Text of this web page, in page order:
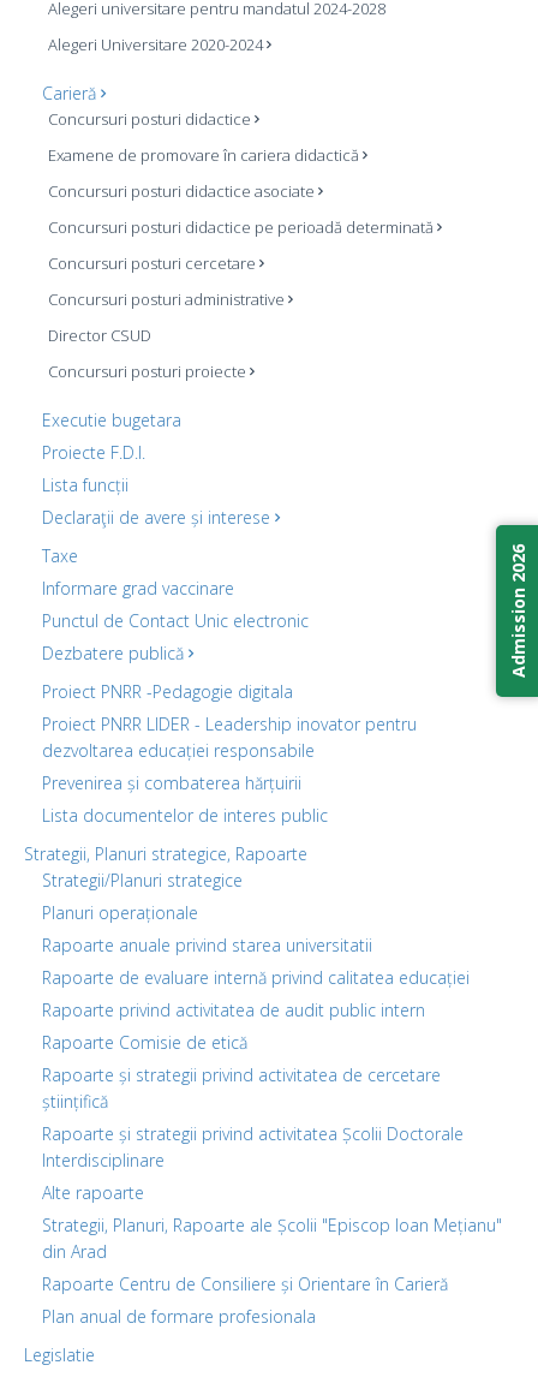
Alegeri universitare pentru mandatul 2024-2028
Alegeri Universitare 2020-2024
Carieră
Concursuri posturi didactice
Examene de promovare în cariera didactică
Concursuri posturi didactice asociate
Concursuri posturi didactice pe perioadă determinată
Concursuri posturi cercetare
Concursuri posturi administrative
Director CSUD
Concursuri posturi proiecte
Executie bugetara
Proiecte F.D.I.
Lista funcții
Declaraţii de avere și interese
Taxe
Informare grad vaccinare
Punctul de Contact Unic electronic
Dezbatere publică
Proiect PNRR -Pedagogie digitala
Proiect PNRR LIDER - Leadership inovator pentru
dezvoltarea educației responsabile
Prevenirea și combaterea hărțuirii
Lista documentelor de interes public
Strategii, Planuri strategice, Rapoarte
Strategii/Planuri strategice
Planuri operaționale
Rapoarte anuale privind starea universitatii
Rapoarte de evaluare internă privind calitatea educației
Rapoarte privind activitatea de audit public intern
Rapoarte Comisie de etică
Rapoarte și strategii privind activitatea de cercetare
științifică
Rapoarte și strategii privind activitatea Școlii Doctorale
Interdisciplinare
Alte rapoarte
Strategii, Planuri, Rapoarte ale Școlii "Episcop Ioan Mețianu"
din Arad
Rapoarte Centru de Consiliere și Orientare în Carieră
Plan anual de formare profesionala
Legislatie
Admission 2026